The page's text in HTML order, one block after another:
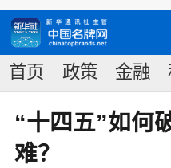
首页 政策 金融
“十四五”如何
难？